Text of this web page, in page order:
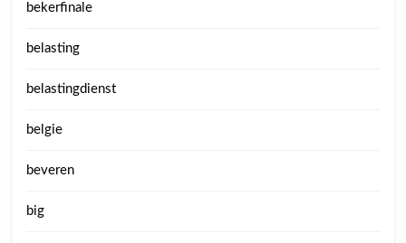
bekerfinale
belasting
belastingdienst
belgie
beveren
big